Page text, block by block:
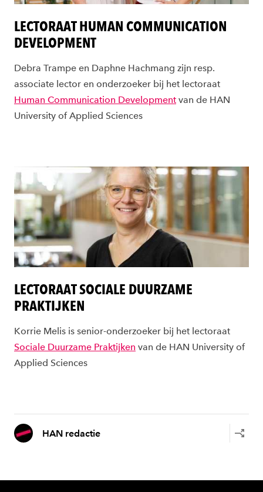
LECTORAAT HUMAN COMMUNICATION
DEVELOPMENT
Debra Trampe en Daphne Hachmang zijn resp.
associate lector en onderzoeker bij het lectoraat
Human Communication Development van de HAN
University of Applied Sciences
LECTORAAT SOCIALE DUURZAME
PRAKTIJKEN
Korrie Melis is senior-onderzoeker bij het lectoraat
Sociale Duurzame Praktijken van de HAN University of
Applied Sciences
HAN redactie